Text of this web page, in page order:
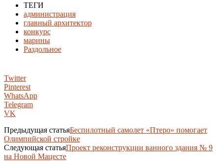
ТЕГИ
администрация
главный архитектор
конкурс
марины
Раздольное
Twitter
Pinterest
WhatsApp
Telegram
VK
Предыдущая статьяБеспилотный самолет «Птеро» помогает
Олимпийской стройке
Следующая статьяПроект реконструкции ванного здания № 9
на Новой Мацесте